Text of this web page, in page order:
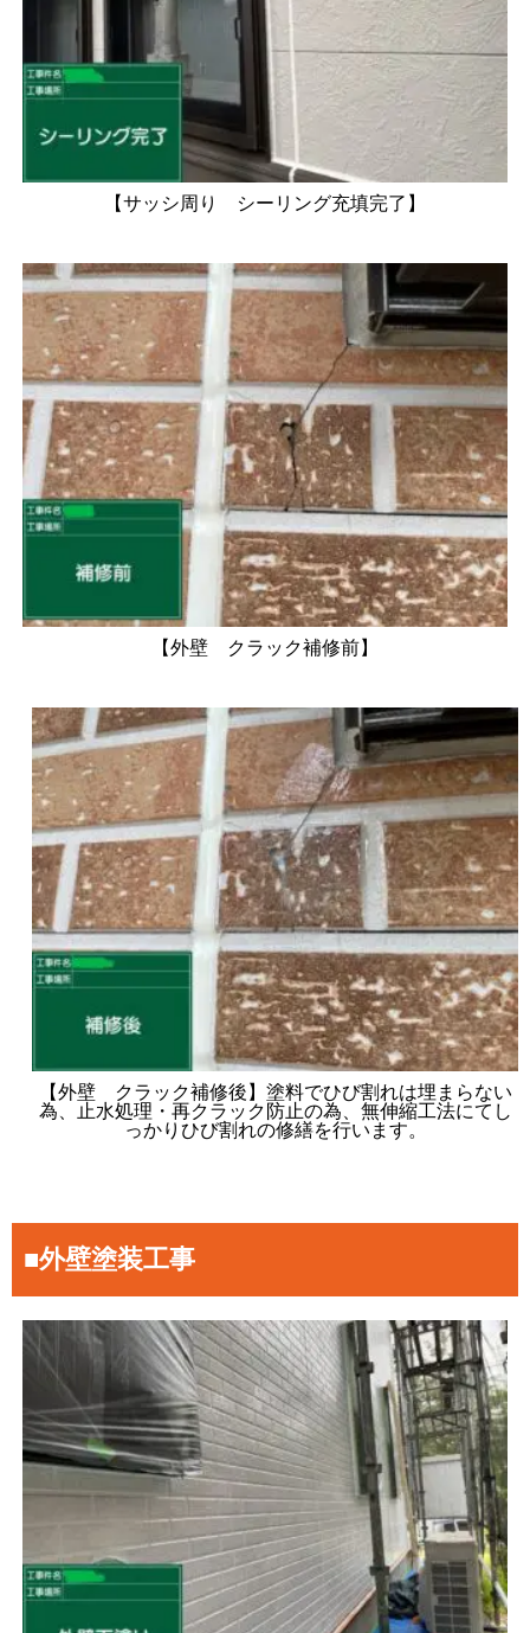
【サッシ周り シーリング充填完了】
【外壁 クラック補修前】
【外壁 クラック補修後】塗料でひび割れは埋まらない
為、止水処理・再クラック防止の為、無伸縮工法にてし
っかりひび割れの修繕を行います。
■外壁塗装工事